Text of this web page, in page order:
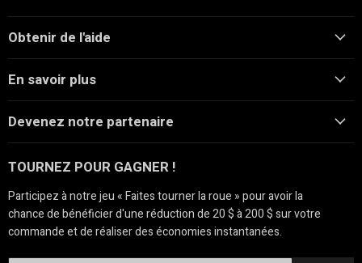
Obtenir de l'aide
En savoir plus
Devenez notre partenaire
TOURNEZ POUR GAGNER !
Participez à notre jeu « Faites tourner la roue » pour avoir la
chance de bénéficier d'une réduction de 20 $ à 200 $ sur votre
commande et de réaliser des économies instantanées.